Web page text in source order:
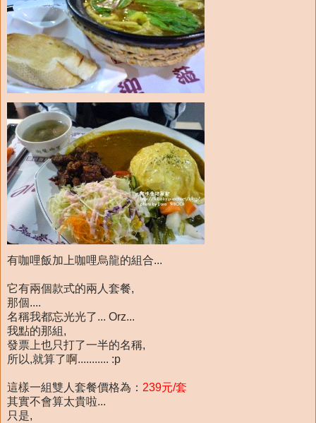
有咖哩飯加上咖哩烏龍的組合...
它有兩個款式的兩人套餐,
那個....
名稱我都忘光光了... Orz...
我點的那組,
發票上也只打了一半的名稱,
所以,就算了啊........... :p
這樣一組雙人套餐價格為： 239元/套
其實不會算太貴啦...
只是,